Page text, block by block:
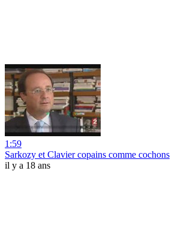
1:59
Sarkozy et Clavier copains comme cochons
il y a 18 ans